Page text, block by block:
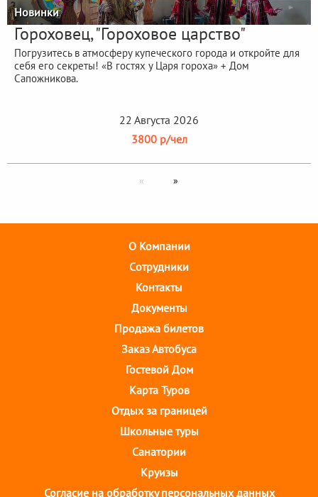
Новинки
Гороховец, "Гороховое царство"
Погрузитесь в атмосферу купеческого города и откройте для
себя его секреты! «В гостях у Царя гороха» + Дом
Сапожникова.
22 Августа 2026
3800 р/чел
О Компании
Cотрудники
Контакты
Документы
Продажа билетов
Заказ Автобуса
Гостевой Дом
Карта Туров
Отдых за границей
Школьные туры
Санатории
Круизы
Согласие на обработку персональных данных